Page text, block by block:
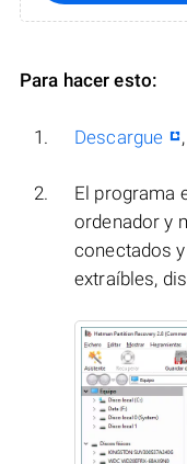
Para hacer esto:
Descargue
El programa
ordenador y
conectados
extraíbles,